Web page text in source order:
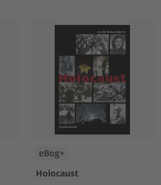
eBog+
Holocaust